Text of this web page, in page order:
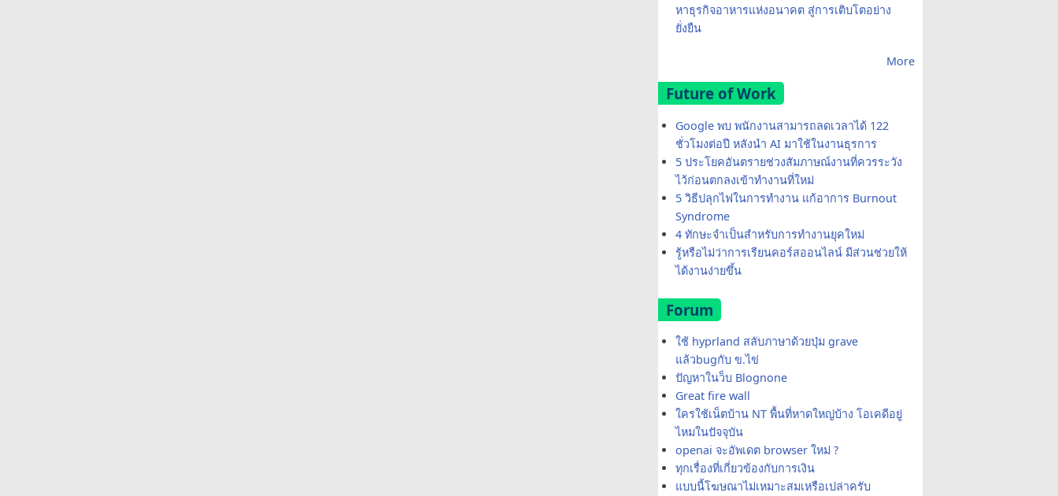
หาธุรกิจอาหารแห่งอนาคต สู่การเติบโตอย่าง
ยั่งยืน
More
Future of Work
Google พบ พนักงานสามารถลดเวลาได้ 122
ชั่วโมงต่อปี หลังนำ AI มาใช้ในงานธุรการ
5 ประโยคอันตรายช่วงสัมภาษณ์งานที่ควรระวัง
ไว้ก่อนตกลงเข้าทำงานที่ใหม่
5 วิธีปลุกไฟในการทำงาน แก้อาการ Burnout
Syndrome
4 ทักษะจำเป็นสำหรับการทำงานยุคใหม่
รู้หรือไม่ว่าการเรียนคอร์สออนไลน์ มีส่วนช่วยให้
ได้งานง่ายขึ้น
Forum
ใช้ hyprland สลับภาษาด้วยปุ่ม grave
แล้วbugกับ ข.ไข่
ปัญหาในว็บ Blognone
Great fire wall
ใครใช้เน็ตบ้าน NT พื้นที่หาดใหญ่บ้าง โอเคดีอยู่
ไหมในปัจจุบัน
openai จะอัพเดต browser ใหม่ ?
ทุกเรื่องที่เกี่ยวข้องกับการเงิน
แบบนี้โฆษณาไม่เหมาะสมเหรือเปล่าครับ